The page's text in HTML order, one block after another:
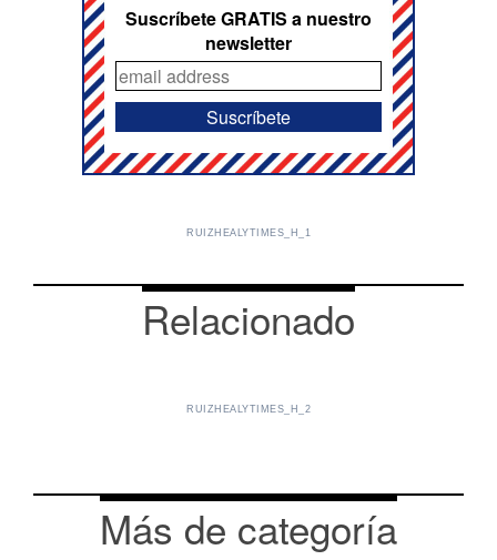
Suscríbete GRATIS a nuestro
newsletter
RUIZHEALYTIMES_H_1
Relacionado
RUIZHEALYTIMES_H_2
Más de categoría